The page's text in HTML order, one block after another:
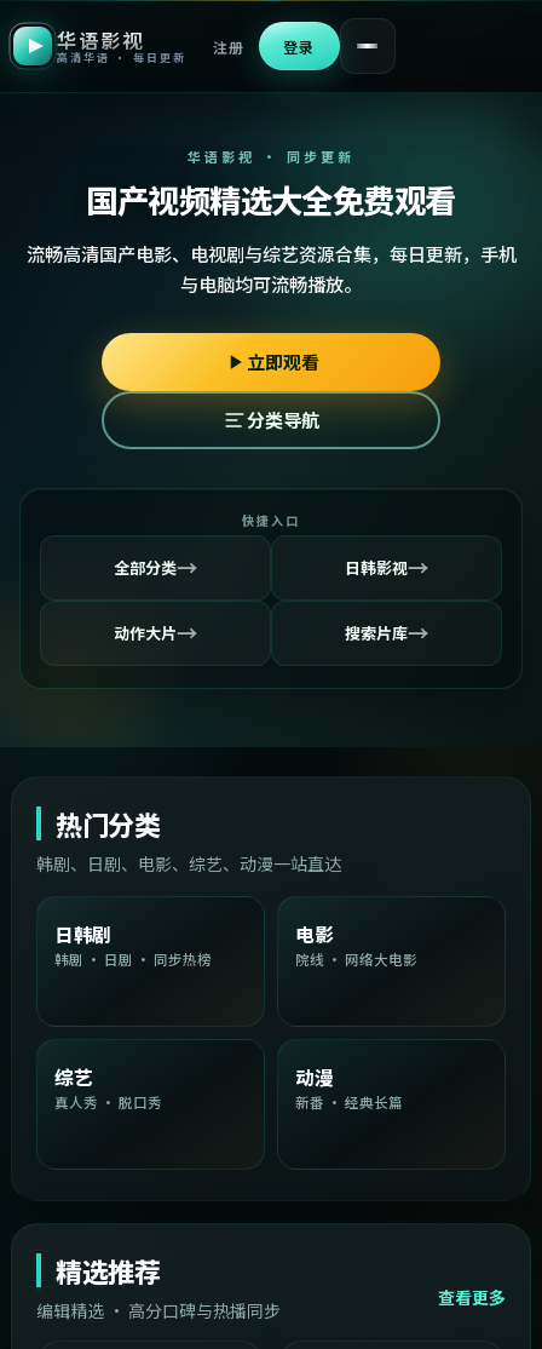
华语影视
高清华语 · 每日更新
注册 登录
华语影视 · 同步更新
国产视频精选大全免费观看
流畅高清国产电影、电视剧与综艺资源合集，每日更新，手机
与电脑均可流畅播放。
立即观看
分类导航
快捷入口
全部分类→ 日韩影视→
动作大片→ 搜索片库→
热门分类
韩剧、日剧、电影、综艺、动漫一站直达
日韩剧
韩剧 · 日剧 · 同步热榜
电影
院线 · 网络大电影
综艺
真人秀 · 脱口秀
动漫
新番 · 经典长篇
精选推荐
编辑精选 · 高分口碑与热播同步
查看更多
中国台湾 1:54:36 2:08:51